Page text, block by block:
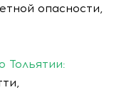
опасности,
Тольятии: